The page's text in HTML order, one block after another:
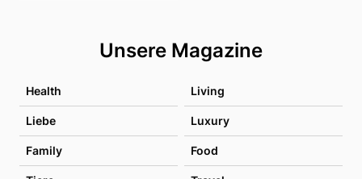
Unsere Magazine
Health Living
Liebe Luxury
Family Food